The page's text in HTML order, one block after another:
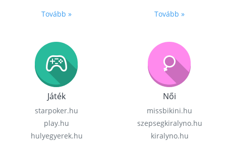
Tovább » Tovább »
Játék
starpoker.hu
play.hu
hulyegyerek.hu
Női
missbikini.hu
szepsegkiralyno.hu
kiralyno.hu